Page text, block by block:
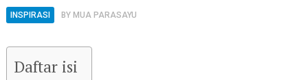
INSPIRASI BY MUA PARASAYU
Daftar isi